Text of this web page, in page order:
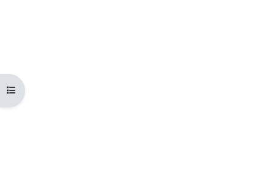
Ouvrir l’index du cours